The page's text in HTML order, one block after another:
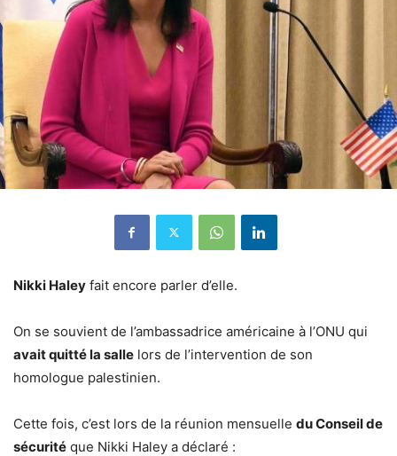
Nikki Haley fait encore parler d’elle.
On se souvient de l’ambassadrice américaine à l’ONU qui
avait quitté la salle lors de l’intervention de son
homologue palestinien.
Cette fois, c’est lors de la réunion mensuelle du Conseil de
sécurité que Nikki Haley a déclaré :